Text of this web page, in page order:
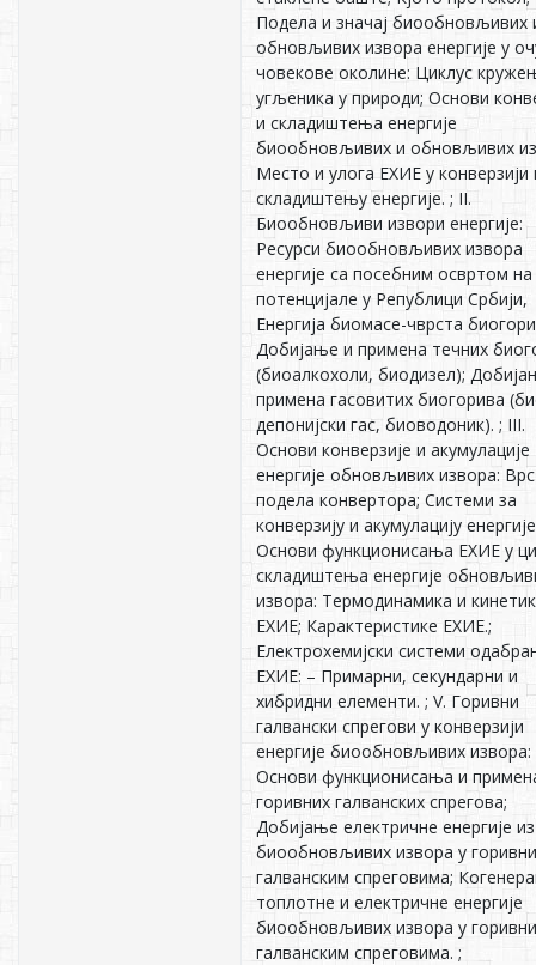
Подела и значај биообновљивих
обновљивих извора енергије у
човекове околине: Циклус
угљеника у природи; Основи
и складиштења енергије
биообновљивих и обновљивих
Место и улога ЕХИЕ у конверзији
складиштењу енергије. ; II.
Биообновљиви извори енергије:
Ресурси биообновљивих извора
енергије са посебним освртом на
потенцијале у Републици Србији,
Енергија биомасе-чврста
Добијање и примена течних
(биоалкохоли, биодизел);
примена гасовитих биогорива
депонијски гас, биоводоник). ; III.
Основи конверзије и акумулације
енергије обновљивих извора:
подела конвертора; Системи за
конверзију и акумулацију
Основи функционисања ЕХИЕ у
складиштења енергије
извора: Термодинамика и
ЕХИЕ; Карактеристике ЕХИЕ.;
Електрохемијски системи
ЕХИЕ: – Примарни, секундарни и
хибридни елементи. ; V. Горивни
галвански спрегови у конверзији
енергије биообновљивих извора:
Основи функционисања и
горивних галванских спрегова;
Добијање електричне енергије из
биообновљивих извора у
галванским спреговима;
топлотне и електричне енергије
биообновљивих извора у
галванским спреговима. ;